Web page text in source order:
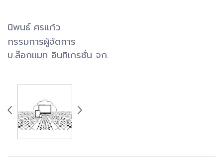
นิพนธ์ ศรแก้ว
กรรมการผู้จัดการ
บ.ล๊อกแมท อินทิเกรชั่น จก.